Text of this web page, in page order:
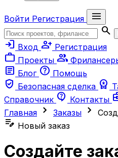
Войти Регистрация
menu
search
login Вход person_add Регистрация
work Проекты group
article Блог help Помощь
verified_user Безопасная сделка workspace_premium
Справочник contact_support Контакты
Главная chevron_right Заказы chevron_right
edit_note Новый заказ
Создайте